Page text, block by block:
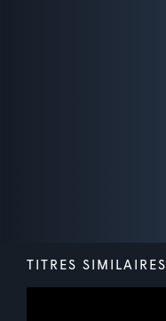
TITRES SIMILAIRES